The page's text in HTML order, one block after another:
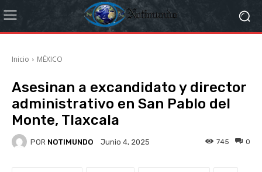
Inicio MÉXICO
Asesinan a excandidato y director
administrativo en San Pablo del
Monte, Tlaxcala
POR NOTIMUNDO Junio 4, 2025 0
745